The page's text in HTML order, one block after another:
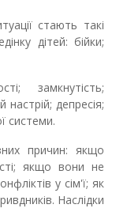
стають такі
дітей: бійки;
замкнутість;
депресія;
системи.
причин: якщо
якщо вони не
у сім'ї; як
Наслідки